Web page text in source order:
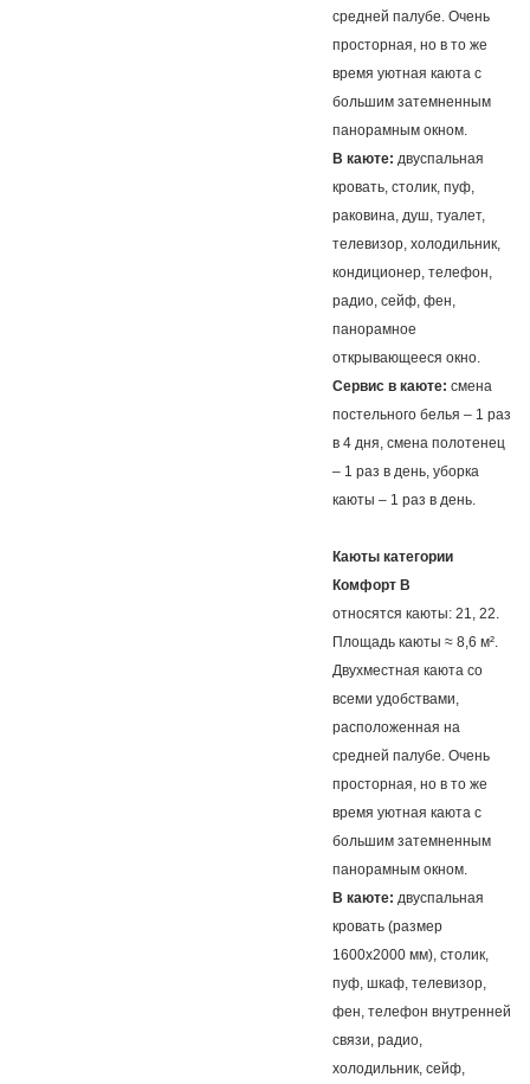
средней палубе. Очень
просторная, но в то же
время уютная каюта с
большим затемненным
панорамным окном.
В каюте: двуспальная
кровать, столик, пуф,
раковина, душ, туалет,
телевизор, холодильник,
кондиционер, телефон,
радио, сейф, фен,
панорамное
открывающееся окно.
Сервис в каюте: смена
постельного белья – 1 раз
в 4 дня, смена полотенец
– 1 раз в день, уборка
каюты – 1 раз в день.
Каюты категории
Комфорт B
относятся каюты: 21, 22.
Площадь каюты ≈ 8,6 м².
Двухместная каюта со
всеми удобствами,
расположенная на
средней палубе. Очень
просторная, но в то же
время уютная каюта с
большим затемненным
панорамным окном.
В каюте: двуспальная
кровать (размер
1600х2000 мм), столик,
пуф, шкаф, телевизор,
фен, телефон внутренней
связи, радио,
холодильник, сейф,